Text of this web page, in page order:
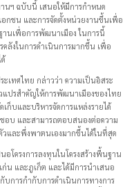
นฯ ฉบับนี้ เสนอให้มีการกำหนด
อกชน และการจัดตั้งหน่วยงานขึ้นเพื่อ
นเพื่อการพัฒนาเมือง ในการนี้
ลังในการดำเนินการมากขึ้น เพื่อ
ะเทศไทย กล่าวว่า ความเป็นอิสระ
แปรสำคัญให้การพัฒนาเมืองของไทย
เก็บและบริหารจัดการแหล่งรายได้
ชอบ และสามารถตอบสนองต่อความ
วและพึ่งพาตนเองมากขึ้นได้ในที่สุด
โครงการลงทุนในโครงสร้างพื้นฐาน
ก่น และภูเก็ต และได้มีการนำเสนอ
การกำกับการดำเนินการทางการ